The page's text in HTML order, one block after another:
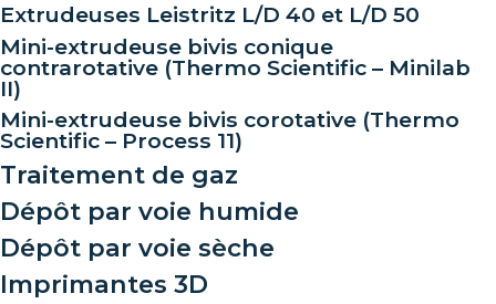
Extrudeuses Leistritz L/D 40 et L/D 50
Mini-extrudeuse bivis conique
contrarotative (Thermo Scientific – Minilab
II)
Mini-extrudeuse bivis corotative (Thermo
Scientific – Process 11)
Traitement de gaz
Dépôt par voie humide
Dépôt par voie sèche
Imprimantes 3D